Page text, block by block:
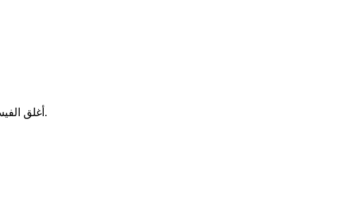
أغلق الفيس بوك صفحة الرئيس السابق محمد ولد عبد العزيز، حيث اختفت الصفحة من الفضاء الأزرق بعد أن نقل عليها بث مباشر مساء السبت.